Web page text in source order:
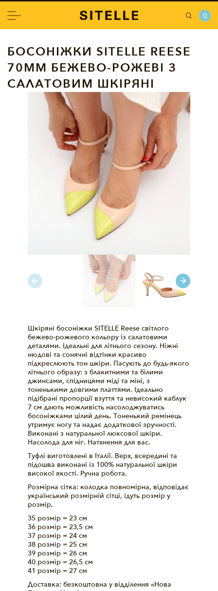
0
БОСОНІЖКИ SITELLE REESE
70ММ БЕЖЕВО-РОЖЕВІ З
САЛАТОВИМ ШКІРЯНІ
Шкіряні босоніжки SITELLE Reese світлого
бежево-рожевого кольору із салатовими
деталями. Ідеальні для літнього сезону. Ніжні
нюдові та сонячні відтінки красиво
підкреслюють тон шкіри. Пасують до будь-якого
літнього образу: з блакитними та білими
джинсами, спідницями міді та міні, з
тоненькими довгими платтями. Ідеально
підібрані пропорції взуття та невисокий каблук
7 см дають можливість насолоджуватись
босоніжками цілий день. Тоненький ремінець
утримує ногу та надає додаткової зручності.
Виконані з натуральної люксової шкіри.
Насолода для ніг. Натхнення для вас.
Туфлі виготовлені в Італії. Верх, всередині та
підошва виконані із 100% натуральної шкіри
високої якості. Ручна робота.
Розмірна сітка: колодка повномірна, відповідає
український розмірній сітці, ідуть розмір у
розмір.
35 розмір = 23 см
36 розмір = 23,5 см
37 розмір = 24 см
38 розмір = 25 см
39 розмір = 26 см
40 розмір = 26,5 см
41 розмір = 27 см
Доставка: безкоштовна у відділення «Нова